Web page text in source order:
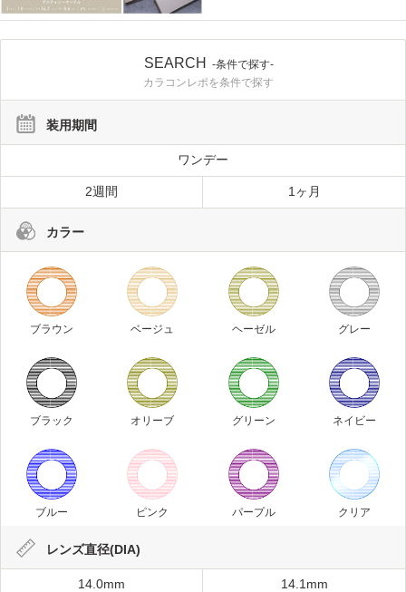
SEARCH
-条件で探す-
カラコンレポを条件で探す
装用期間
ワンデー
2週間 1ヶ月
カラー
ブラウン ベージュ ヘーゼル グレー
ブラック オリーブ グリーン ネイビー
ブルー ピンク パープル クリア
レンズ直径(DIA)
14.0mm 14.1mm